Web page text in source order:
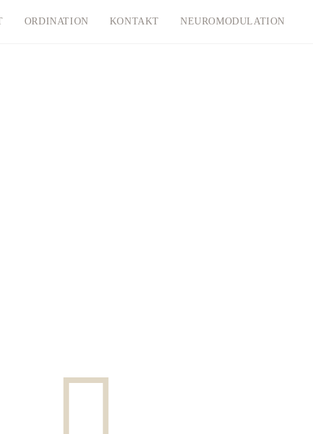
ORDINATION KONTAKT NEUROMODULATION